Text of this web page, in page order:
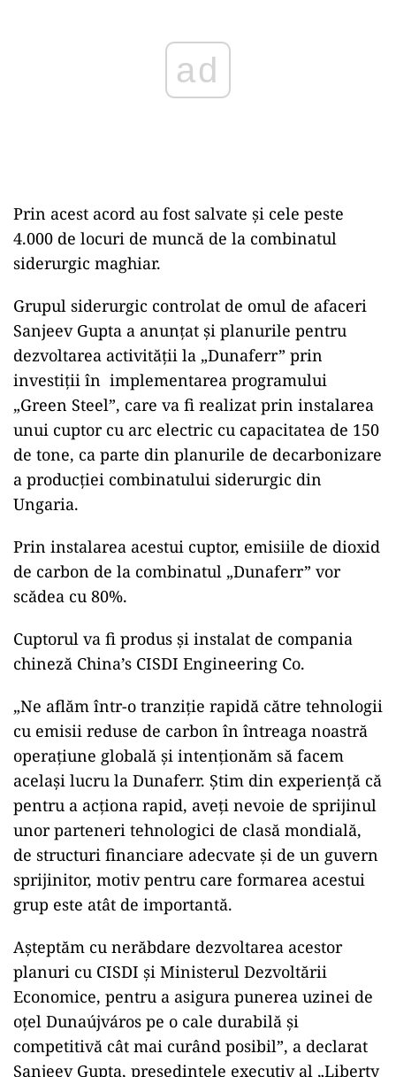
Prin acest acord au fost salvate și cele peste
4.000 de locuri de muncă de la combinatul
siderurgic maghiar.
Grupul siderurgic controlat de omul de afaceri
Sanjeev Gupta a anunțat şi planurile pentru
dezvoltarea activității la „Dunaferr” prin
investiții în implementarea programului
„Green Steel”, care va fi realizat prin instalarea
unui cuptor cu arc electric cu capacitatea de 150
de tone, ca parte din planurile de decarbonizare
a producției combinatului siderurgic din
Ungaria.
Prin instalarea acestui cuptor, emisiile de dioxid
de carbon de la combinatul „Dunaferr” vor
scădea cu 80%.
Cuptorul va fi produs şi instalat de compania
chineză China’s CISDI Engineering Co.
„Ne aflăm într-o tranziţie rapidă către tehnologii
cu emisii reduse de carbon în întreaga noastră
operaţiune globală şi intenţionăm să facem
acelaşi lucru la Dunaferr. Ştim din experienţă că
pentru a acţiona rapid, aveţi nevoie de sprijinul
unor parteneri tehnologici de clasă mondială,
de structuri financiare adecvate şi de un guvern
sprijinitor, motiv pentru care formarea acestui
grup este atât de importantă.
Aşteptăm cu nerăbdare dezvoltarea acestor
planuri cu CISDI şi Ministerul Dezvoltării
Economice, pentru a asigura punerea uzinei de
oţel Dunaújváros pe o cale durabilă şi
competitivă cât mai curând posibil”, a declarat
Sanjeev Gupta, preşedintele executiv al „Liberty